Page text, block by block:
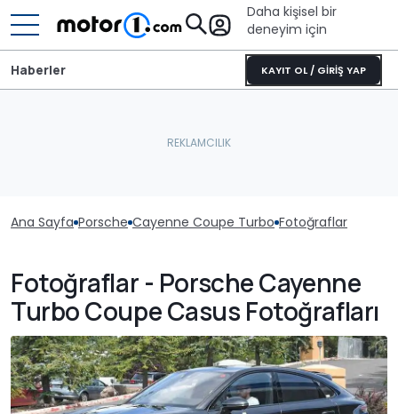
Daha kişisel bir
deneyim için
KAYIT OL / GİRİŞ YAP
Haberler
Ana Sayfa Porsche Cayenne Coupe Turbo Fotoğraflar
Fotoğraflar - Porsche Cayenne
Turbo Coupe Casus Fotoğrafları